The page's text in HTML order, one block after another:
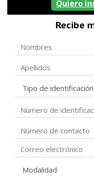
Quiero
Recibe
Nombres
Apellidos
Tipo de identificación
Número de
Correo electrónico
modalidad